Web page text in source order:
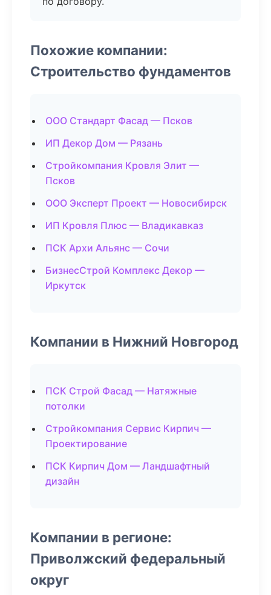
Похожие компании:
Строительство фундаментов
ООО Стандарт Фасад — Псков
ИП Декор Дом — Рязань
Стройкомпания Кровля Элит —
Псков
ООО Эксперт Проект — Новосибирск
ИП Кровля Плюс — Владикавказ
ПСК Архи Альянс — Сочи
БизнесСтрой Комплекс Декор —
Иркутск
Компании в Нижний Новгород
ПСК Строй Фасад — Натяжные
потолки
Стройкомпания Сервис Кирпич —
Проектирование
ПСК Кирпич Дом — Ландшафтный
дизайн
Компании в регионе:
Приволжский федеральный
округ